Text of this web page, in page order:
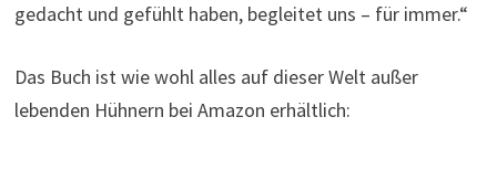
gedacht und gefühlt haben, begleitet uns – für immer.“
Das Buch ist wie wohl alles auf dieser Welt außer
lebenden Hühnern bei Amazon erhältlich: